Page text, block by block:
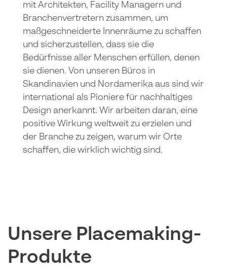
mit Architekten, Facility Managern und
Branchenvertretern zusammen, um
maßgeschneiderte Innenräume zu schaffen
und sicherzustellen, dass sie die
Bedürfnisse aller Menschen erfüllen, denen
sie dienen. Von unseren Büros in
Skandinavien und Nordamerika aus sind wir
international als Pioniere für nachhaltiges
Design anerkannt. Wir arbeiten daran, eine
positive Wirkung weltweit zu erzielen und
der Branche zu zeigen, warum wir Orte
schaffen, die wirklich wichtig sind.
Unsere Placemaking-
Produkte